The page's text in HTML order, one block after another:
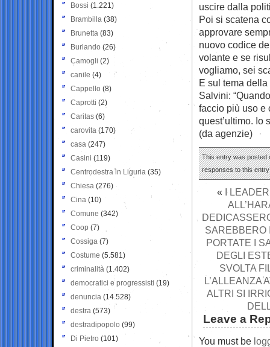
uscire dalla
Poi si scatena
approvare
nuovo codice
volante e se
vogliamo, sei
E sul tema
Salvini:
faccio più uso e
quest’ultimo. Io
(da agenzie)
This entry was posted
responses to this
« I
SAREBBERO
PORTATE I
DEGLI
SVOLTA
L’ALLEANZA
ALTRI SI
Leave a
You must be
Bossi (1.221)
Brambilla (38)
Brunetta (83)
Burlando (26)
Camogli (2)
canile (4)
Cappello (8)
Caprotti (2)
Caritas (6)
carovita (170)
casa (247)
Casini (119)
Centrodestra in Liguria (35)
Chiesa (276)
Cina (10)
Comune (342)
Coop (7)
Cossiga (7)
Costume (5.581)
criminalità (1.402)
democratici e progressisti (19)
denuncia (14.528)
destra (573)
destradipopolo (99)
Di Pietro (101)